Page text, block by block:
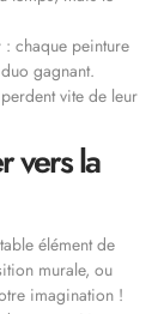
: chaque peinture
gagnant.
vite de leur
vers la
élément de
murale, ou
imagination !